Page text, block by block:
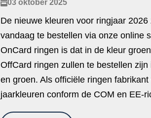
03 oktober 2025
De nieuwe kleuren voor ringjaar 2026
vandaag te bestellen via onze online
OnCard ringen is dat in de kleur
OffCard ringen zullen te bestellen zijn
en groen. Als officiële ringen
jaarkleuren conform de COM en EE-